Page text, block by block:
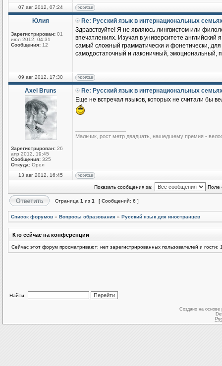
07 авг 2012, 07:24
Юлия
Зарегистрирован: 01
июл 2012, 04:31
Сообщения: 12
Re: Русский язык в интернациональных
Здравствуйте! Я не являюсь лингвистом или
впечатлениях. Изучая в университете английский
самый сложный грамматически и фонетически, для
самодостаточный и лаконичный, эмоциональный,
09 авг 2012, 17:30
Axel Bruns
Зарегистрирован: 26
апр 2012, 19:45
Сообщения: 325
Откуда: Орел
Re: Русский язык в интернациональных
Еще не встречал языков, которых не считали бы
Мальчик, рост метр двадцать, нашедшему премия -
13 авг 2012, 16:45
Показать сообщения за: Поле
Страница 1 из 1 [ Сообщений: 6 ]
Список форумов » Вопросы образования » Русский язык для иностранцев
Кто сейчас на конференции
Сейчас этот форум просматривают: нет зарегистрированных пользователей и гости:
Найти:
Создано на основе